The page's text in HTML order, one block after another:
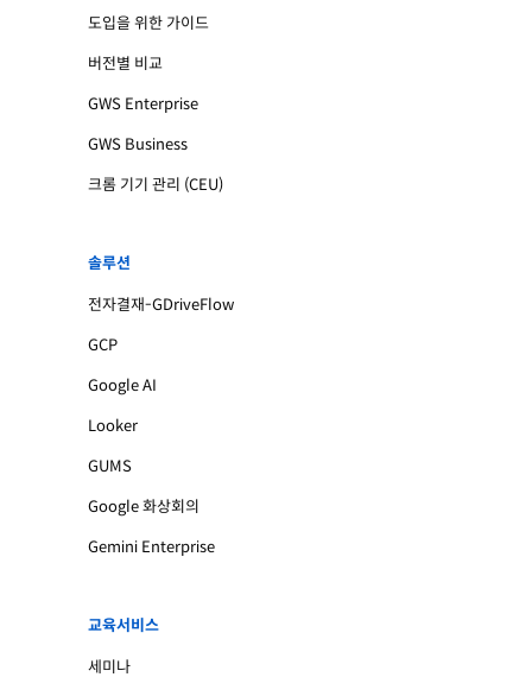
도입을 위한 가이드
버전별 비교
GWS Enterprise
GWS Business
크롬 기기 관리 (CEU)
솔루션
전자결재-GDriveFlow
GCP
Google AI
Looker
GUMS
Google 화상회의
Gemini Enterprise
교육서비스
세미나